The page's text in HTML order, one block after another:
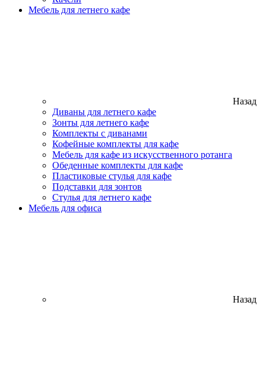
Мебель для летнего кафе
Назад
Диваны для летнего кафе
Зонты для летнего кафе
Комплекты с диванами
Кофейные комплекты для кафе
Мебель для кафе из искусственного ротанга
Обеденные комплекты для кафе
Пластиковые стулья для кафе
Подставки для зонтов
Стулья для летнего кафе
Мебель для офиса
Назад